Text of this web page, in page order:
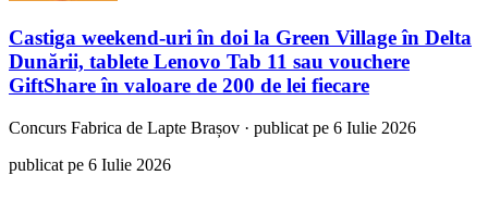
Castiga weekend-uri în doi la Green Village în Delta
Dunării, tablete Lenovo Tab 11 sau vouchere
GiftShare în valoare de 200 de lei fiecare
Concurs Fabrica de Lapte Brașov · publicat pe 6 Iulie 2026
publicat pe 6 Iulie 2026